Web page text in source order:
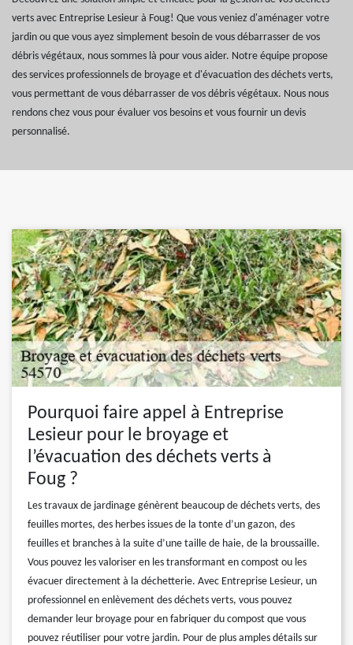
verts avec Entreprise Lesieur à Foug! Que vous veniez d'aménager votre
jardin ou que vous ayez simplement besoin de vous débarrasser de vos
débris végétaux, nous sommes là pour vous aider. Notre équipe propose
des services professionnels de broyage et d'évacuation des déchets verts,
vous permettant de vous débarrasser de vos débris végétaux. Nous nous
rendons chez vous pour évaluer vos besoins et vous fournir un devis
personnalisé.
Pourquoi faire appel à Entreprise
Lesieur pour le broyage et
l’évacuation des déchets verts à
Foug ?
Les travaux de jardinage génèrent beaucoup de déchets verts, des
feuilles mortes, des herbes issues de la tonte d’un gazon, des
feuilles et branches à la suite d’une taille de haie, de la broussaille.
Vous pouvez les valoriser en les transformant en compost ou les
évacuer directement à la déchetterie. Avec Entreprise Lesieur, un
professionnel en enlèvement des déchets verts, vous pouvez
demander leur broyage pour en fabriquer du compost que vous
pouvez réutiliser pour votre jardin. Pour de plus amples détails sur